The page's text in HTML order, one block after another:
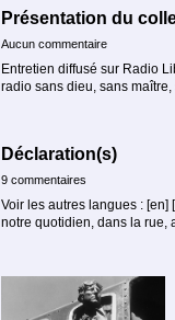
Présentation du
Aucun commentaire
Entretien diffusé sur Radio
radio sans dieu, sans
Déclaration(s)
9 commentaires
Voir les autres langues : [en]
notre quotidien, dans la rue,